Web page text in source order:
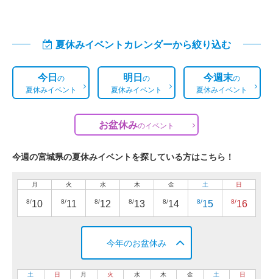
夏休みイベントカレンダーから絞り込む
今日の
夏休みイベント
明日の
夏休みイベント
今週末の
夏休みイベント
お盆休みのイベント
今週の宮城県の夏休みイベントを探している方はこちら！
月
8/10
火
8/11
水
8/12
木
8/13
金
8/14
土
8/15
日
8/16
今年のお盆休み
土 日 月 火 水 木 金 土 日